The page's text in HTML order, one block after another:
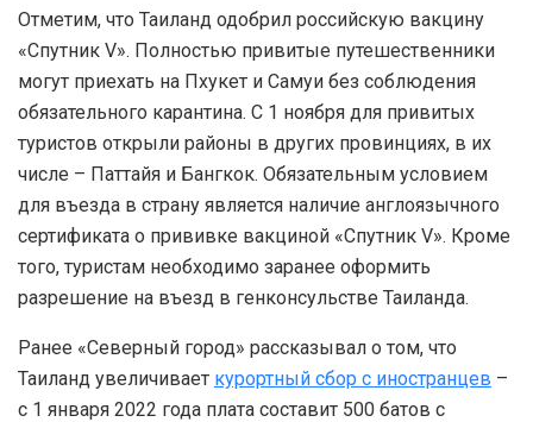
Отметим, что Таиланд одобрил российскую вакцину
«Спутник V». Полностью привитые путешественники
могут приехать на Пхукет и Самуи без соблюдения
обязательного карантина. С 1 ноября для привитых
туристов открыли районы в других провинциях, в их
числе – Паттайя и Бангкок. Обязательным условием
для въезда в страну является наличие англоязычного
сертификата о прививке вакциной «Спутник V». Кроме
того, туристам необходимо заранее оформить
разрешение на въезд в генконсульстве Таиланда.
Ранее «Северный город» рассказывал о том, что
Таиланд увеличивает курортный сбор с иностранцев –
с 1 января 2022 года плата составит 500 батов с